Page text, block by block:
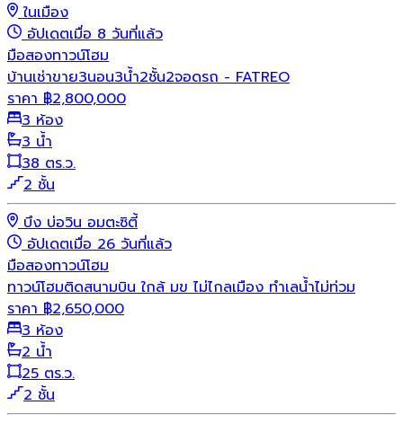
ในเมือง
อัปเดตเมื่อ 8 วันที่แล้ว
มือสองทาวน์โฮม
บ้านเช่าขาย3นอน3น้ำ2ชั้น2จอดรถ - FATREO
ราคา ฿2,800,000
3 ห้อง
3 น้ำ
38 ตร.ว.
2 ชั้น
บึง บ่อวิน อมตะซิตี้
อัปเดตเมื่อ 26 วันที่แล้ว
มือสองทาวน์โฮม
ทาวน์โฮมติดสนามบิน ใกล้ มข ไม่ไกลเมือง ทำเลน้ำไม่ท่วม
ราคา ฿2,650,000
3 ห้อง
2 น้ำ
25 ตร.ว.
2 ชั้น